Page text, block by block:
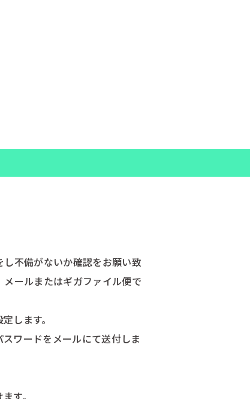
不備がないか確認をお願い致
メールまたはギガファイル便で
します。
ワードをメールにて送付しま
す。